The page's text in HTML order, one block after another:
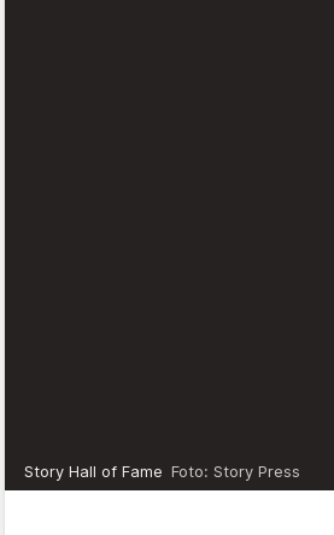
Story Hall of Fame Foto: Story Press